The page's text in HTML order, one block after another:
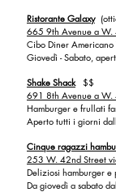
Ristorante Galaxy
665 9th Avenue a W.
Cibo Diner
Giovedì - Sabato,
Shake Shack
$$
691 8th Avenue a W.
Hamburger e frullati
Aperto tutti i giorni
Cinque ragazzi
253 W. 42nd Street
Deliziosi hamburger
Da giovedì a sabato